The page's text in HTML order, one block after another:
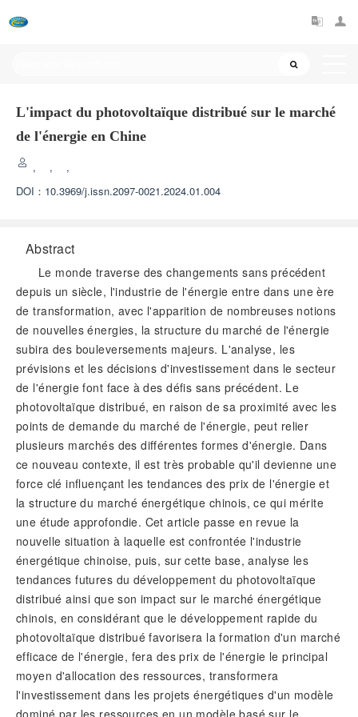
L'impact du photovoltaïque distribué sur le marché
de l'énergie en Chine
, ,
,
DOI： 10.3969/j.issn.2097-0021.2024.01.004
Abstract
Le monde traverse des changements sans précédent
depuis un siècle, l'industrie de l'énergie entre dans une ère
de transformation, avec l'apparition de nombreuses notions
de nouvelles énergies, la structure du marché de l'énergie
subira des bouleversements majeurs. L'analyse, les
prévisions et les décisions d'investissement dans le secteur
de l'énergie font face à des défis sans précédent. Le
photovoltaïque distribué, en raison de sa proximité avec les
points de demande du marché de l'énergie, peut relier
plusieurs marchés des différentes formes d'énergie. Dans
ce nouveau contexte, il est très probable qu'il devienne une
force clé influençant les tendances des prix de l'énergie et
la structure du marché énergétique chinois, ce qui mérite
une étude approfondie. Cet article passe en revue la
nouvelle situation à laquelle est confrontée l'industrie
énergétique chinoise, puis, sur cette base, analyse les
tendances futures du développement du photovoltaïque
distribué ainsi que son impact sur le marché énergétique
chinois, en considérant que le développement rapide du
photovoltaïque distribué favorisera la formation d'un marché
efficace de l'énergie, fera des prix de l'énergie le principal
moyen d'allocation des ressources, transformera
l'investissement dans les projets énergétiques d'un modèle
dominé par les ressources en un modèle basé sur le